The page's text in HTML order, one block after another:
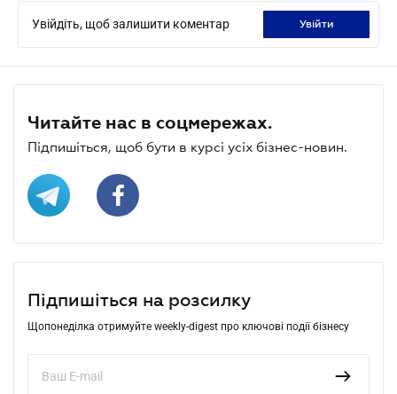
Увійдіть, щоб залишити коментар увійти
Читайте нас в соцмережах.
Підпишіться, щоб бути в курсі усіх бізнес-новин.
Підпишіться на розсилку
Щопонеділка отримуйте weekly-digest про ключові події бізнесу